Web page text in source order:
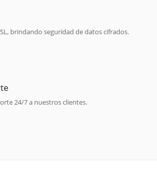
brindando seguridad de datos cifrados.
24/7 a nuestros clientes.